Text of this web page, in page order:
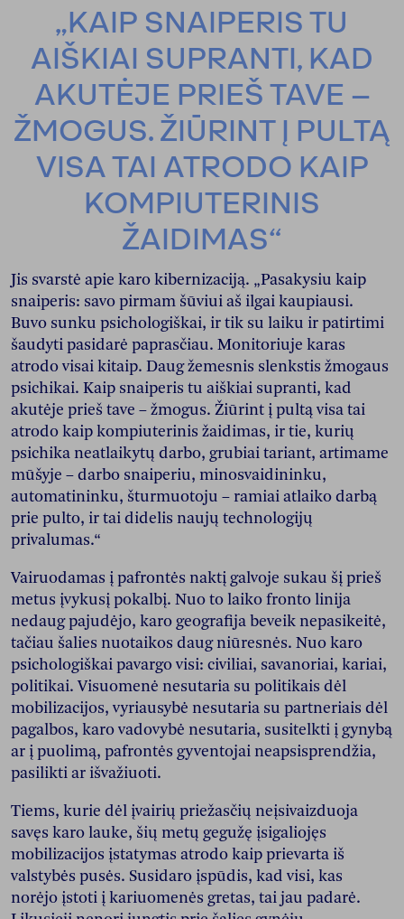
„KAIP SNAIPERIS TU
AIŠKIAI SUPRANTI, KAD
AKUTĖJE PRIEŠ TAVE –
ŽMOGUS. ŽIŪRINT Į PULTĄ
VISA TAI ATRODO KAIP
KOMPIUTERINIS
ŽAIDIMAS“
Jis svarstė apie karo kibernizaciją. „Pasakysiu kaip
snaiperis: savo pirmam šūviui aš ilgai kaupiausi.
Buvo sunku psichologiškai, ir tik su laiku ir patirtimi
šaudyti pasidarė paprasčiau. Monitoriuje karas
atrodo visai kitaip. Daug žemesnis slenkstis žmogaus
psichikai. Kaip snaiperis tu aiškiai supranti, kad
akutėje prieš tave – žmogus. Žiūrint į pultą visa tai
atrodo kaip kompiuterinis žaidimas, ir tie, kurių
psichika neatlaikytų darbo, grubiai tariant, artimame
mūšyje – darbo snaiperiu, minosvaidininku,
automatininku, šturmuotoju – ramiai atlaiko darbą
prie pulto, ir tai didelis naujų technologijų
privalumas.“
Vairuodamas į pafrontės naktį galvoje sukau šį prieš
metus įvykusį pokalbį. Nuo to laiko fronto linija
nedaug pajudėjo, karo geografija beveik nepasikeitė,
tačiau šalies nuotaikos daug niūresnės. Nuo karo
psichologiškai pavargo visi: civiliai, savanoriai, kariai,
politikai. Visuomenė nesutaria su politikais dėl
mobilizacijos, vyriausybė nesutaria su partneriais dėl
pagalbos, karo vadovybė nesutaria, susitelkti į gynybą
ar į puolimą, pafrontės gyventojai neapsisprendžia,
pasilikti ar išvažiuoti.
Tiems, kurie dėl įvairių priežasčių neįsivaizduoja
savęs karo lauke, šių metų gegužę įsigaliojęs
mobilizacijos įstatymas atrodo kaip prievarta iš
valstybės pusės. Susidaro įspūdis, kad visi, kas
norėjo įstoti į kariuomenės gretas, tai jau padarė.